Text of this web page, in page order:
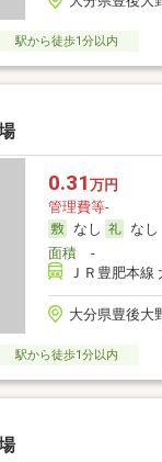
駅から徒歩1分以内
0.31 万円
管理費等-
なし
なし
面積-
ＪＲ豊肥本線
大分県豊後大
駅から徒歩1分以内